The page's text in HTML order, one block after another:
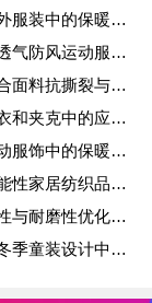
英杰：压花摇粒绒三层复合面料在冬季户外服装中的保暖性能优化研究
英杰：基于压花摇粒绒三层复合面料的高透气防风运动服饰开发
英杰：应用于滑雪服的压花摇粒绒三层复合面料抗撕裂与耐磨性提升技术
英杰：压花摇粒绒三层复合面料在户外风衣和夹克中的应用与性能
英杰：压花摇粒绒三层复合面料在户外运动服饰中的保暖与透气性能研究
英杰：基于压花摇粒绒三层复合结构的功能性家居纺织品开发与应用
英杰：压花摇粒绒三层复合面料的抗起球性与耐磨性优化技术分析
英杰：高弹性压花摇粒绒三层复合面料在冬季童装设计中的应用实践